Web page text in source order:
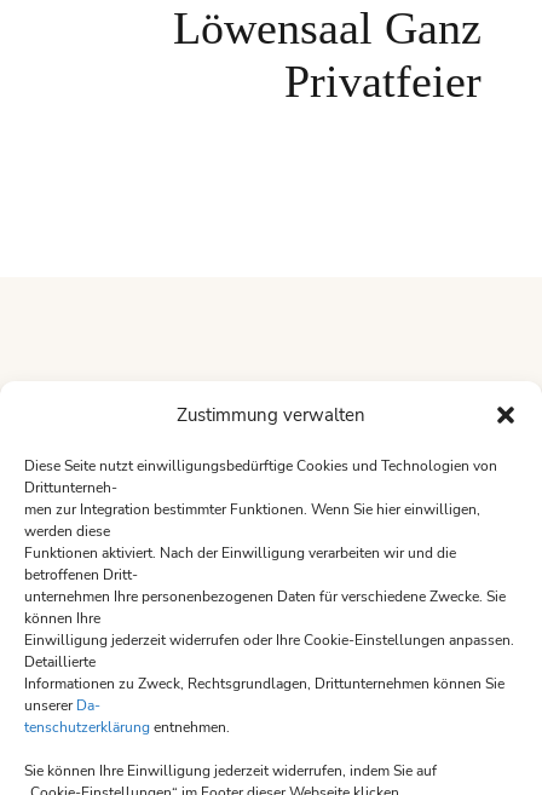
Zustimmung verwalten
Diese Seite nutzt einwilligungsbedürftige Cookies und Technologien von
Drittunterneh-
men zur Integration bestimmter Funktionen. Wenn Sie hier einwilligen,
werden diese
Funktionen aktiviert. Nach der Einwilligung verarbeiten wir und die
betroffenen Dritt-
unternehmen Ihre personenbezogenen Daten für verschiedene Zwecke. Sie
können Ihre
Einwilligung jederzeit widerrufen oder Ihre Cookie-Einstellungen anpassen.
Detaillierte
Informationen zu Zweck, Rechtsgrundlagen, Drittunternehmen können Sie
unsererDa-
tenschutzerklärungentnehmen.
Sie können Ihre Einwilligung jederzeit widerrufen, indem Sie auf
Löwensaal Ganz
Privatfeier
Öffnungszeiten des Restaurants sind:
Montag 17:00 -22:00
Dienstag 17:00 -22:00
Mittwoch geschlossen
Donnerstag 17:00 – 22:00
Samstag 17:00 -22:00